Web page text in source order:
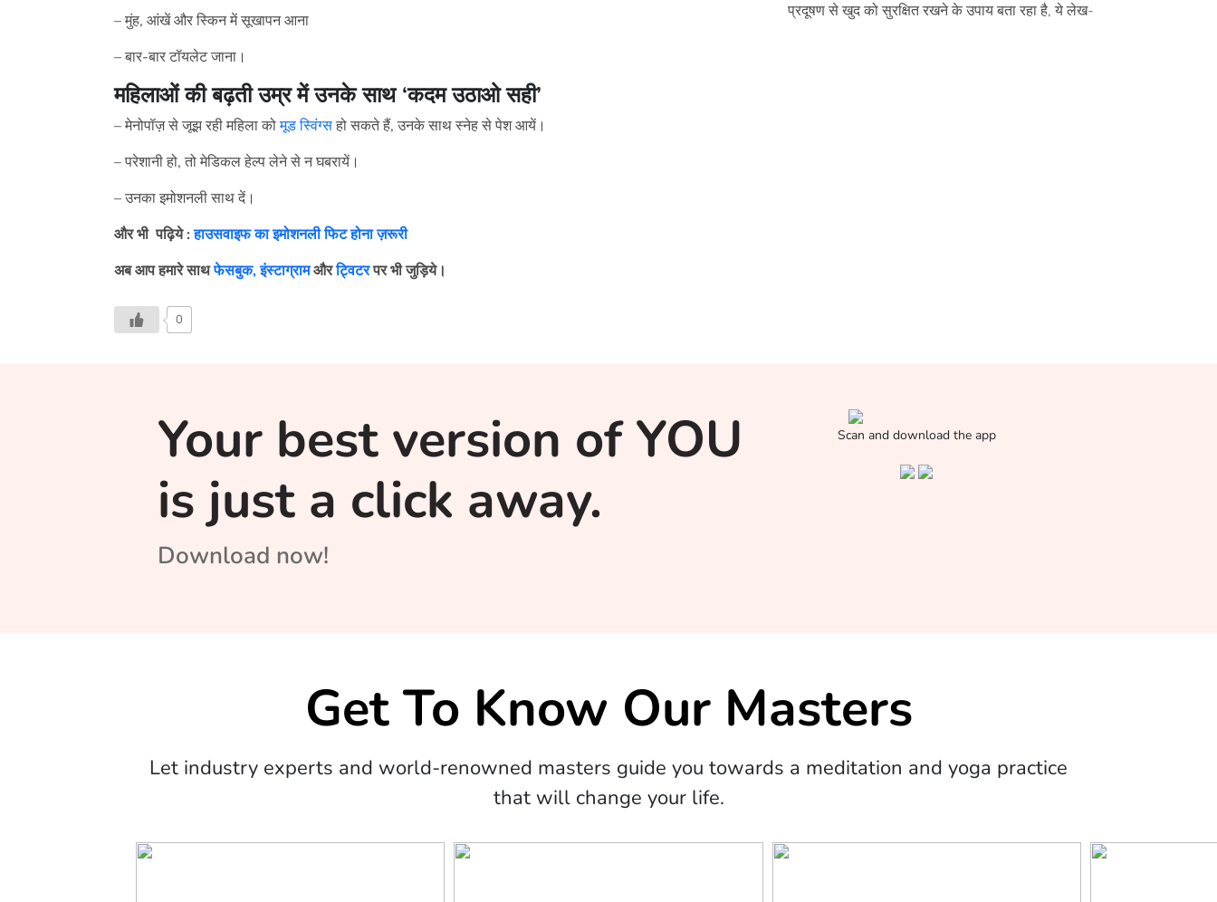
– मुंह, आंखें और स्किन में सूखापन आना
– बार-बार टॉयलेट जाना।
महिलाओं की बढ़ती उम्र में उनके साथ ‘कदम उठाओ सही’
– मेनोपॉज़ से जूझ रही महिला कोमूड स्विंग्सहो सकते हैं, उनके साथ स्नेह से पेश आयें।
– परेशानी हो, तो मेडिकल हेल्प लेने से न घबरायें।
– उनका इमोशनली साथ दें।
और भी पढ़िये: हाउसवाइफ का इमोशनली फिट होना ज़रूरी
अब आप हमारे साथफेसबुक,इंस्टाग्रामऔरट्विटरपर भी जुड़िये।
0
प्रदूषण से खुद को सुरक्षित रखने के उपाय बता रहा है, ये लेख-
Your best version of YOU
is just a click away.
Download now!
Scan and download the app
Get To Know Our Masters
Let industry experts and world-renowned masters guide you towards a meditation and yoga practice
that will change your life.